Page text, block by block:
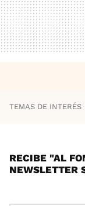
TEMAS DE INTERÉS
RECIBE "AL
NEWSLETTER